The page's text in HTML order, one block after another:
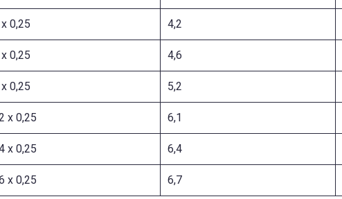
0,25 4,2
0,25 4,6
0,25 5,2
x 0,25 6,1
x 0,25 6,4
x 0,25 6,7